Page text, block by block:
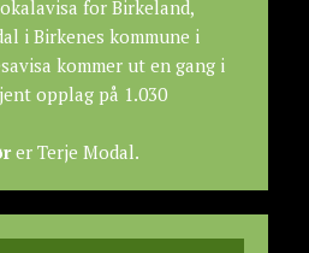
for Birkeland,
i Birkenes kommune i
kommer ut en gang i
opplag på 1.030
er Terje Modal.